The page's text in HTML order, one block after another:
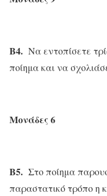
Β4. Να εντοπίσετε
ποίημα και να
Μονάδες 6
Β5. Στο ποίημα
παραστατικό τρόπο η